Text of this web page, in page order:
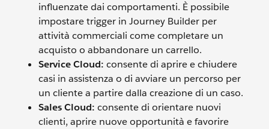
influenzate dai comportamenti. È possibile
impostare trigger in Journey Builder per
attività commerciali come completare un
acquisto o abbandonare un carrello.
Service Cloud: consente di aprire e chiudere
casi in assistenza o di avviare un percorso per
un cliente a partire dalla creazione di un caso.
Sales Cloud: consente di orientare nuovi
clienti, aprire nuove opportunità e favorire